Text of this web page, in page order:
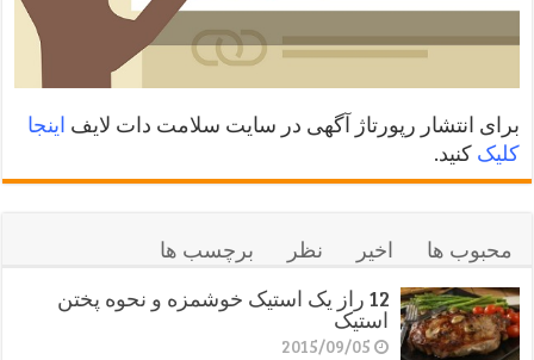
برای انتشار رپورتاژ آگهی در سایت سلامت دات لایف اینجا
کلیک کنید.
محبوب ها اخیر نظر
برچسب ها
12 راز یک استیک خوشمزه و نحوه پختن
استیک
2015/09/05